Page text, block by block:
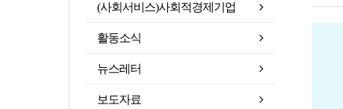
(사회서비스)사회적경제기업
활동소식
뉴스레터
보도자료